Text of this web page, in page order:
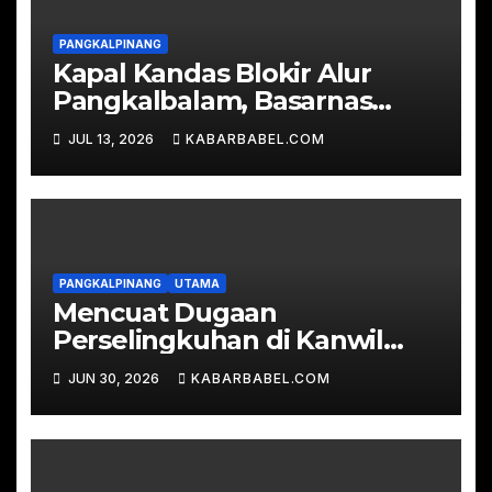
PANGKALPINANG
Kapal Kandas Blokir Alur
Pangkalbalam, Basarnas
Evakuasi Ratusan
Penumpang
JUL 13, 2026 KABARBABEL.COM
PANGKALPINANG UTAMA
Mencuat Dugaan
Perselingkuhan di Kanwil
Kemenkum Babel
JUN 30, 2026 KABARBABEL.COM